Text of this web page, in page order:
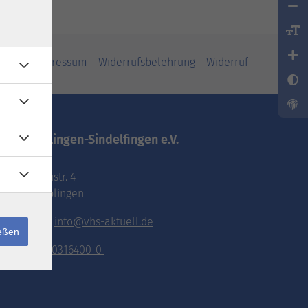
Impressum Widerrufsbelehrung Widerruf
vhs.Böblingen-Sindelfingen e.V.
Pestalozzistr. 4
71032 Böblingen
E-Mail: info@vhs-aktuell.de
Tel.: 070316400-0